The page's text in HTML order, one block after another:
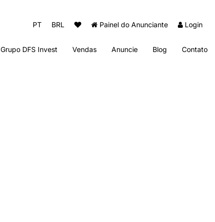
PT BRL Painel do Anunciante Login
Grupo DFS Invest Vendas Anuncie Blog Contato